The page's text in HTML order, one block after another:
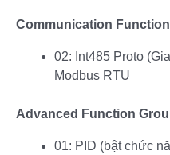
Communication
02: Int485 Proto
Modbus RTU
Advanced Function
01: PID (bật chức